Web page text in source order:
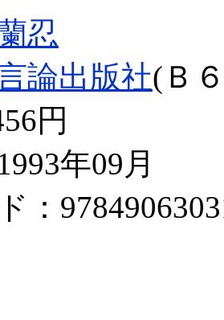
忍
論出版社(Ｂ
円
年09月
：